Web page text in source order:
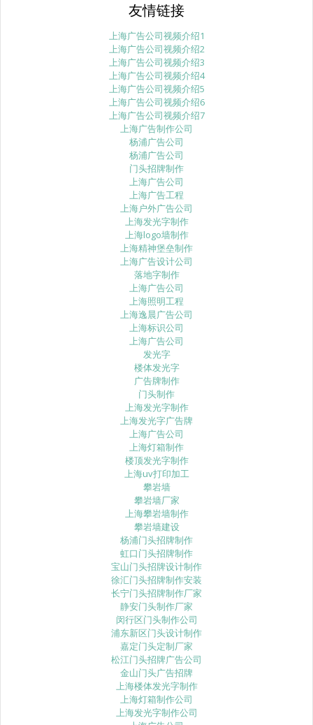
友情链接
上海广告公司视频介绍1
上海广告公司视频介绍2
上海广告公司视频介绍3
上海广告公司视频介绍4
上海广告公司视频介绍5
上海广告公司视频介绍6
上海广告公司视频介绍7
上海广告制作公司
杨浦广告公司
杨浦广告公司
门头招牌制作
上海广告公司
上海广告工程
上海户外广告公司
上海发光字制作
上海logo墙制作
上海精神堡垒制作
上海广告设计公司
落地字制作
上海广告公司
上海照明工程
上海逸晨广告公司
上海标识公司
上海广告公司
发光字
楼体发光字
广告牌制作
门头制作
上海发光字制作
上海发光字广告牌
上海广告公司
上海灯箱制作
楼顶发光字制作
上海uv打印加工
攀岩墙
攀岩墙厂家
上海攀岩墙制作
攀岩墙建设
杨浦门头招牌制作
虹口门头招牌制作
宝山门头招牌设计制作
徐汇门头招牌制作安装
长宁门头招牌制作厂家
静安门头制作厂家
闵行区门头制作公司
浦东新区门头设计制作
嘉定门头定制厂家
松江门头招牌广告公司
金山门头广告招牌
上海楼体发光字制作
上海灯箱制作公司
上海发光字制作公司